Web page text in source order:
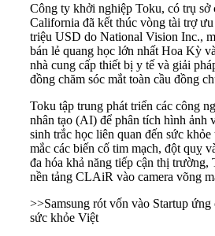
Công ty khởi nghiệp Toku, có trụ sở
California đã kết thúc vòng tài trợ
triệu USD do National Vision Inc.,
bán lẻ quang học lớn nhất Hoa Kỳ
nhà cung cấp thiết bị y tế và giải
đồng chăm sóc mắt toàn cầu đồng
Toku tập trung phát triển các công
nhân tạo (AI) để phân tích hình ảnh
sinh trắc học liên quan đến sức
mắc các biến cố tim mạch, đột quỵ
đa hóa khả năng tiếp cận thị
nền tảng CLAiR vào camera võng
>>Samsung rót vốn vào Startup
sức khỏe Việt